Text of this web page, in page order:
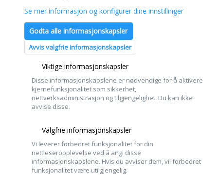
Se mer informasjon og konfigurer dine innstillinger
Godta alle informasjonskapsler
Avvis valgfrie informasjonskapsler
Viktige informasjonskapsler
Disse informasjonskapslene er nødvendige for å aktivere
kjernefunksjonalitet som sikkerhet,
nettverksadministrasjon og tilgjengelighet. Du kan ikke
avvise disse.
Valgfrie informasjonskapsler
Vi leverer forbedret funksjonalitet for din
nettleseropplevelse ved å angi disse
informasjonskapslene. Hvis du avviser dem, vil forbedret
funksjonalitet være utilgjengelig.